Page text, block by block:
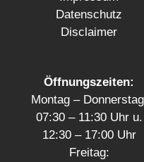
Datenschutz
Disclaimer
Öffnungszeiten:
Montag –
07:30 – 11:30 Uhr u.
12:30 – 17:00 Uhr
Freitag: